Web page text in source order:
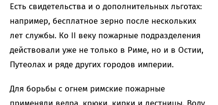
Есть свидетельства и о дополнительных льготах:
например, бесплатное зерно после нескольких
лет службы. Ко II веку пожарные подразделения
действовали уже не только в Риме, но и в Остии,
Путеолах и ряде других городов империи.
Для борьбы с огнем римские пожарные